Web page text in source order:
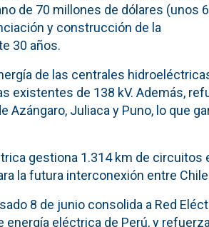
de 70 millones de dólares (unos
y construcción de la
30 años.
de las centrales
existentes de 138 kV. Además,
Juliaca y Puno, lo que
gestiona 1.314 km de circuitos
la futura interconexión entre Chile
8 de junio consolida a Red
eléctrica de Perú, y